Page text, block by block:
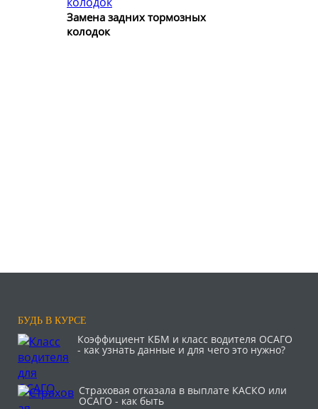
Замена задних тормозных
колодок
БУДЬ В КУРСЕ
Коэффициент КБМ и класс водителя ОСАГО
- как узнать данные и для чего это нужно?
Страховая отказала в выплате КАСКО или
ОСАГО - как быть